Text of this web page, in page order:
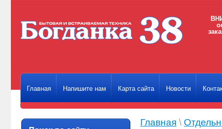
Главная Напишите нам Карта сайта Новости
Главная \